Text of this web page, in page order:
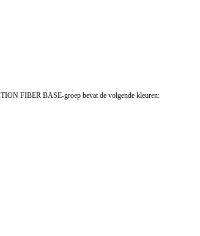
FIBER BASE-groep bevat de volgende kleuren: